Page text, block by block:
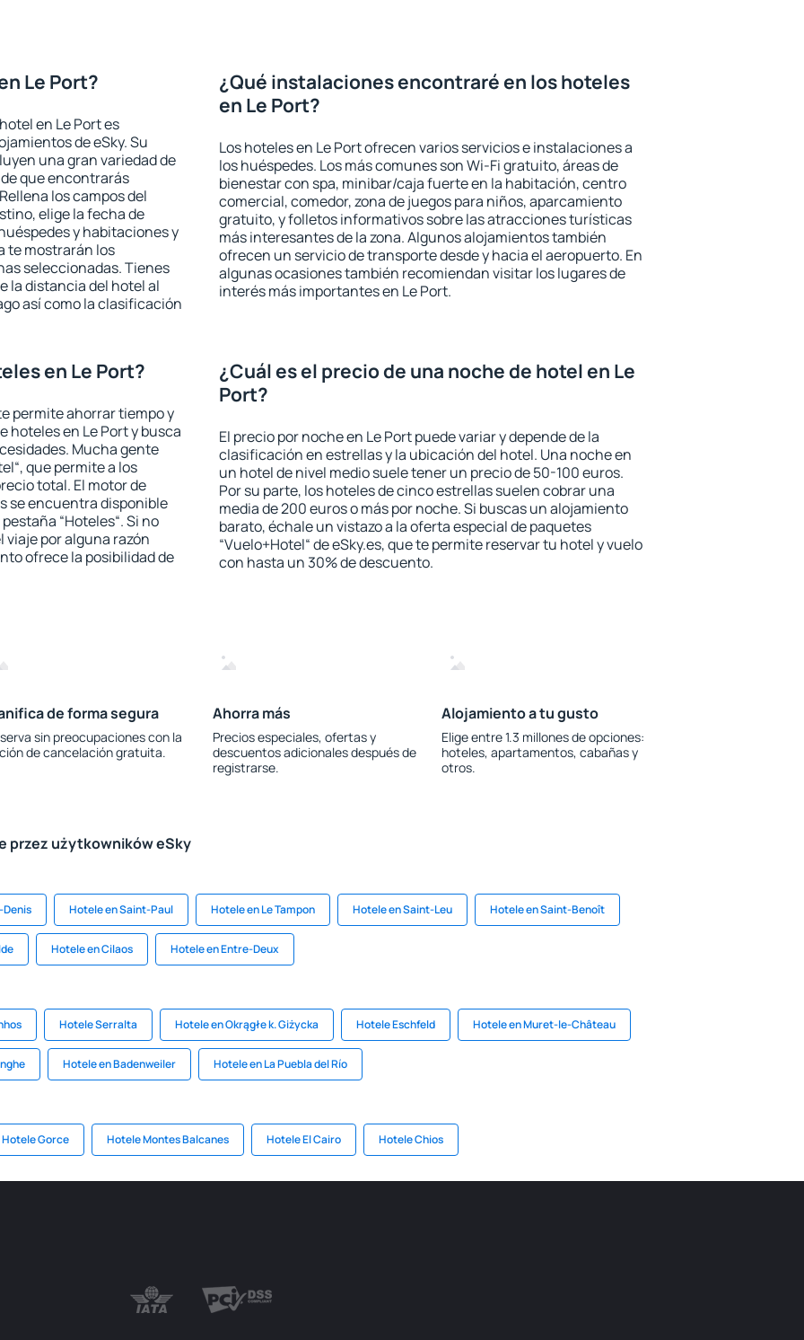
Le Port?
en Le Port es
de eSky. Su
una gran variedad de
que encontrarás
los campos del
elige la fecha de
y habitaciones y
te mostrarán los
seleccionadas. Tienes
la distancia del hotel al
así como la clasificación
¿Qué instalaciones encontraré en los hoteles
en Le Port?
Los hoteles en Le Port ofrecen varios servicios e instalaciones a
los huéspedes. Los más comunes son Wi-Fi gratuito, áreas de
bienestar con spa, minibar/caja fuerte en la habitación, centro
comercial, comedor, zona de juegos para niños, aparcamiento
gratuito, y folletos informativos sobre las atracciones turísticas
más interesantes de la zona. Algunos alojamientos también
ofrecen un servicio de transporte desde y hacia el aeropuerto. En
algunas ocasiones también recomiendan visitar los lugares de
interés más importantes en Le Port.
en Le Port?
permite ahorrar tiempo y
hoteles en Le Port y busca
Mucha gente
que permite a los
total. El motor de
se encuentra disponible
“Hoteles“. Si no
viaje por alguna razón
ofrece la posibilidad de
¿Cuál es el precio de una noche de hotel en Le
Port?
El precio por noche en Le Port puede variar y depende de la
clasificación en estrellas y la ubicación del hotel. Una noche en
un hotel de nivel medio suele tener un precio de 50-100 euros.
Por su parte, los hoteles de cinco estrellas suelen cobrar una
media de 200 euros o más por noche. Si buscas un alojamiento
barato, échale un vistazo a la oferta especial de paquetes
“Vuelo+Hotel“ de eSky.es, que te permite reservar tu hotel y vuelo
con hasta un 30% de descuento.
de forma segura
sin preocupaciones con la
de cancelación gratuita.
Ahorra más
Precios especiales, ofertas y
descuentos adicionales después de
registrarse.
Alojamiento a tu gusto
Elige entre 1.3 millones de opciones:
hoteles, apartamentos, cabañas y
otros.
przez użytkowników eSky
Hotele en Saint-Paul Hotele en Le Tampon Hotele en Saint-Leu Hotele en Saint-Benoît
Hotele en Cilaos Hotele en Entre-Deux
Hotele Serralta Hotele en Okrągłe k. Giżycka Hotele Eschfeld Hotele en Muret-le-Château
Hotele en Badenweiler Hotele en La Puebla del Río
Hotele Gorce Hotele Montes Balcanes Hotele El Cairo Hotele Chios